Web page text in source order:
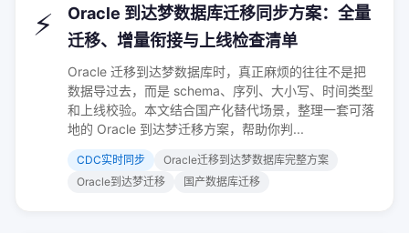
⚡
Oracle 到达梦数据库迁移同步方案：全量
迁移、增量衔接与上线检查清单
Oracle 迁移到达梦数据库时，真正麻烦的往往不是把
数据导过去，而是 schema、序列、大小写、时间类型
和上线校验。本文结合国产化替代场景，整理一套可落
地的 Oracle 到达梦迁移方案，帮助你判...
CDC实时同步
Oracle迁移到达梦数据库完整方案
Oracle到达梦迁移
国产数据库迁移